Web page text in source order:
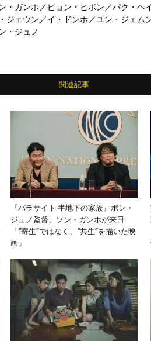
・ガンホ／ピョン・ヒボン／パク・ヘ
ジェウン／イ・ドンホ／ユン・ジェム
ピルソン
・ジュノ
関連記事
『パラサイト 半地下の家族』ポン・
ジュノ監督、ソン・ガンホが来日
「“寄生”ではなく、“共生”を描いた映
画」